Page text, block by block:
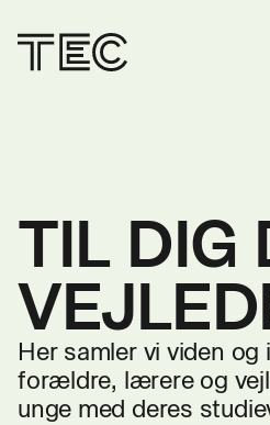
TIL DIG
Her samler vi viden
forældre, lærere og
unge med deres